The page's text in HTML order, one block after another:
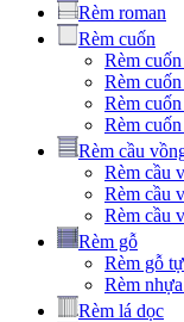
Rèm roman
Rèm cuốn
Rèm
Rèm
Rèm
Rèm
Rèm cầu
Rèm cầu
Rèm cầu
Rèm cầu
Rèm gỗ
Rèm gỗ
Rèm
Rèm lá dọc